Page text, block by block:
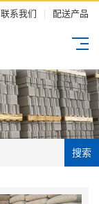
联系我们 | 配送产品
搜索